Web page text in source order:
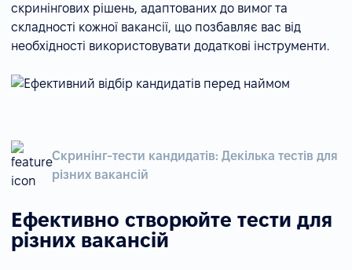
скринінгових рішень, адаптованих до вимог та
складності кожної вакансії, що позбавляє вас від
необхідності використовувати додаткові інструменти.
Скринінг-тести кандидатів: Декілька тестів для
різних вакансій
Ефективно створюйте тести для
різних вакансій